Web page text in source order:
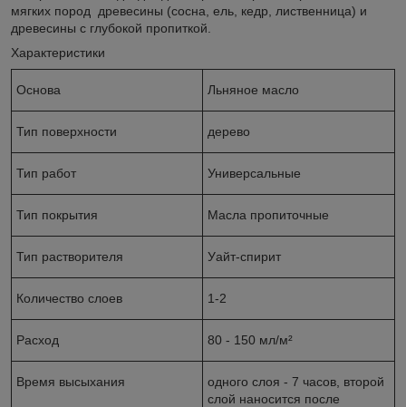
мягких пород древесины (сосна, ель, кедр, лиственница) и
древесины с глубокой пропиткой.
Характеристики
Основа Льняное масло
Тип поверхности дерево
Тип работ Универсальные
Тип покрытия Масла пропиточные
Тип растворителя Уайт-спирит
Количество слоев 1-2
Расход 80 - 150 мл/м²
Время высыхания
одного слоя - 7 часов, второй
слой наносится после